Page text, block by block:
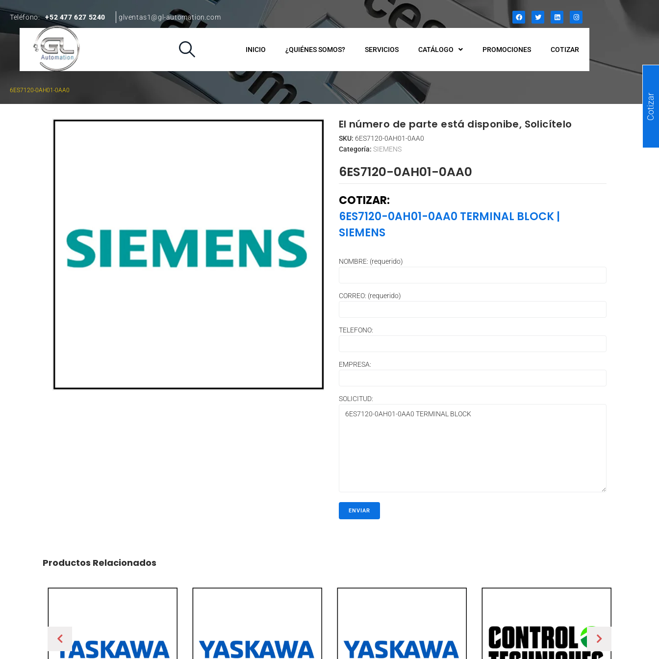
Teléfono: +52 477 627 5240 glventas1@gl-automation.com
INICIO ¿QUIÉNES SOMOS? SERVICIOS CATÁLOGO PROMOCIONES COTIZAR
6ES7120-0AH01-0AA0
El número de parte está disponibe, Solicítelo
SKU: 6ES7120-0AH01-0AA0
Categoría: SIEMENS
6ES7120-0AH01-0AA0
COTIZAR:
6ES7120-0AH01-0AA0 TERMINAL BLOCK|
SIEMENS
NOMBRE: (requerido)
CORREO: (requerido)
TELEFONO:
EMPRESA:
SOLICITUD:
Productos Relacionados
Cotizar